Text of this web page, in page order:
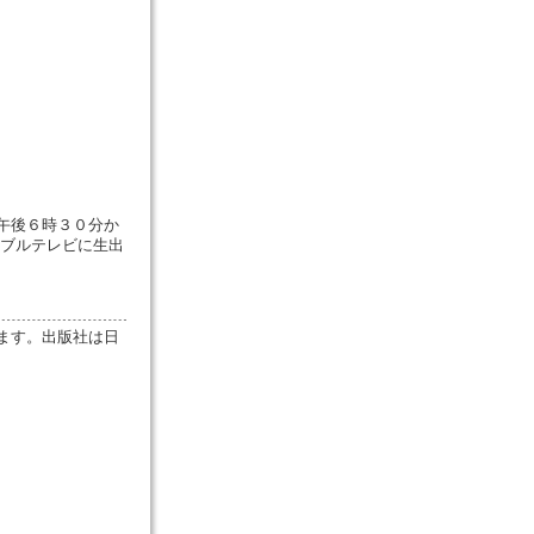
後６時３０分か
ルテレビに生出
す。出版社は日